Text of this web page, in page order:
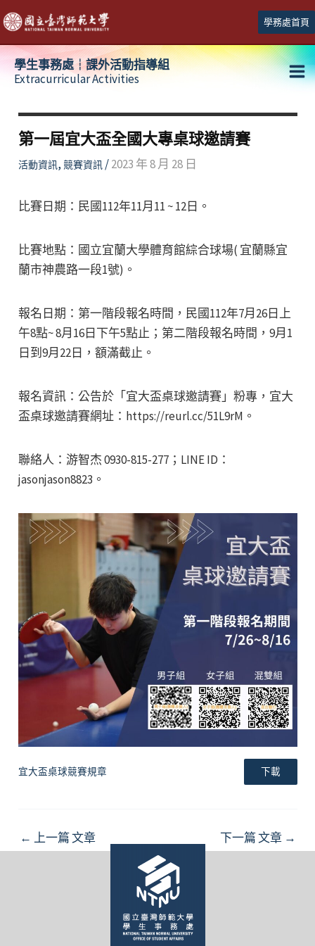
跳
至
主
學務處首頁
學生事務處┆課外活動指導組
Extracurricular Activities
第一屆宜大盃全國大專桌球邀請賽
活動資訊, 競賽資訊/2023 年 8 月 28 日
比賽日期：民國112年11月11 ~ 12日。
比賽地點：國立宜蘭大學體育館綜合球場( 宜蘭縣宜
蘭市神農路一段1號)。
報名日期：第一階段報名時間，民國112年7月26日上
午8點~ 8月16日下午5點止；第二階段報名時間，9月1
日到9月22日，額滿截止。
報名資訊：公告於「宜大盃桌球邀請賽」粉專，宜大
盃桌球邀請賽網址：https://reurl.cc/51L9rM。
聯絡人：游智杰 0930-815-277；LINE ID：
jasonjason8823。
宜大盃桌球競賽規章 下載
Post
← 上一篇 文章 下一篇 文章 →